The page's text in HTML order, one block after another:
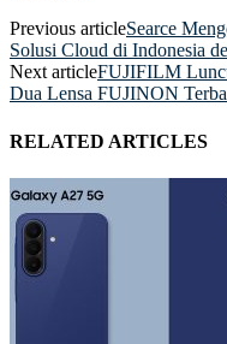
Previous articleSearce
Solusi Cloud di Indonesia
Next articleFUJIFILM
Dua Lensa FUJINON
RELATED ARTICLES